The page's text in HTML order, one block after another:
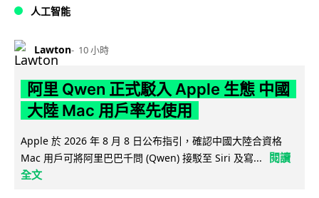
人工智能
Lawton 10 小時
阿里 Qwen 正式駁入 Apple 生態 中國
大陸 Mac 用戶率先使用
Apple 於 2026 年 8 月 8 日公布指引，確認中國大陸合資格
Mac 用戶可將阿里巴巴千問 (Qwen) 接駁至 Siri 及寫...
閱讀
全文